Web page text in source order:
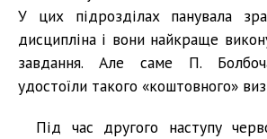
У цих підрозділах панувала
дисципліна і вони найкраще
завдання. Але саме П.
удостоїли такого «коштовного»
Під час другого наступу